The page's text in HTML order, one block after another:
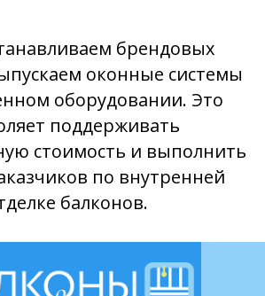
брендовых
оконные системы
оборудовании. Это
поддерживать
стоимость и выполнить
по внутренней
балконов.